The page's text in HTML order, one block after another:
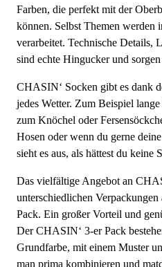
Farben, die perfekt mit der
können. Selbst Themen
verarbeitet. Technische Details,
sind echte Hingucker und
CHASIN‘ Socken gibt es dank
jedes Wetter. Zum Beispiel
zum Knöchel oder
Hosen oder wenn du gerne
sieht es aus, als hättest du keine
Das vielfältige Angebot an
unterschiedlichen
Pack. Ein großer Vorteil und
Der CHASIN‘ 3-er Pack
Grundfarbe, mit einem Muster
man prima kombinieren und